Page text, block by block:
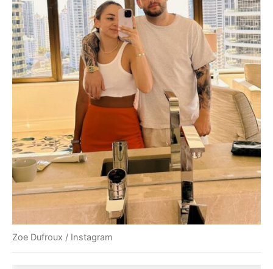
Zoe Dufroux / Instagram